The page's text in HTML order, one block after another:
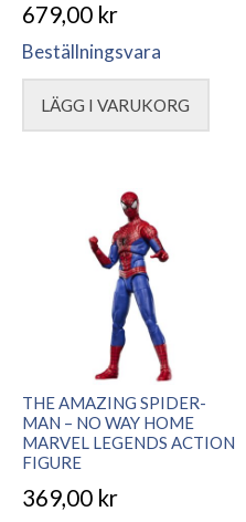
679,00 kr
Beställningsvara
LÄGG I VARUKORG
THE AMAZING SPIDER-
MAN – NO WAY HOME
MARVEL LEGENDS ACTION
FIGURE
369,00 kr